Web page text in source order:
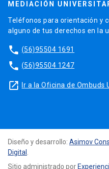
MEDIACIÓN
Teléfonos para orientación y
alguno de tus derechos en la
phone (56)95504 1691
phone (56)95504 1247
launch Ir a la Oficina de Ombuds
Diseño y desarrollo: Asimov
Digital .
Sitio administrado por